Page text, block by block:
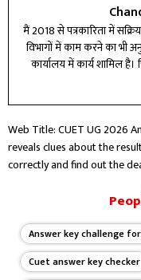
मैं 2018 से पत्रकारिता में
विभागों में काम करने का भी
कार्यालय में कार्य शामिल
Web Title: CUET UG 2026
reveals clues about the
correctly and find out the
Answer key challenge
Cuet answer key checker